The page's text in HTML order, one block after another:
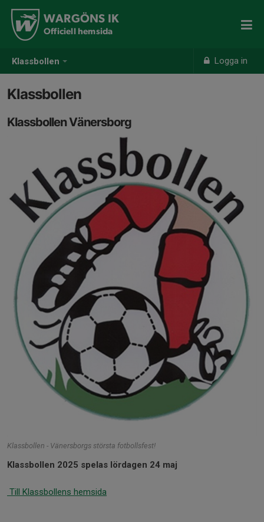
Klassbollen Logga in
WARGÖNS IK
Officiell hemsida
Klassbollen
Klassbollen Vänersborg
Klassbollen - Vänersborgs största fotbollsfest!
Klassbollen 2025 spelas lördagen 24 maj
Till Klassbollens hemsida